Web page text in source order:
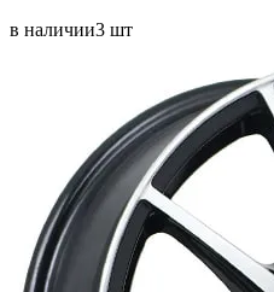
в наличии3 шт